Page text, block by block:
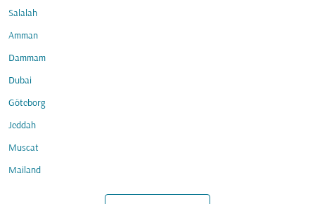
Salalah
Amman
Dammam
Dubai
Göteborg
Jeddah
Muscat
Mailand